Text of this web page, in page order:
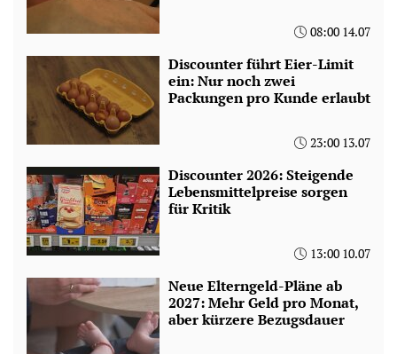
08:00 14.07
Discounter führt Eier-Limit
ein: Nur noch zwei
Packungen pro Kunde erlaubt
23:00 13.07
Discounter 2026: Steigende
Lebensmittelpreise sorgen
für Kritik
13:00 10.07
Neue Elterngeld-Pläne ab
2027: Mehr Geld pro Monat,
aber kürzere Bezugsdauer